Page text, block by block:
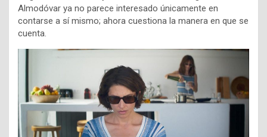
Almodóvar ya no parece interesado únicamente en
contarse a sí mismo; ahora cuestiona la manera en que se
cuenta.